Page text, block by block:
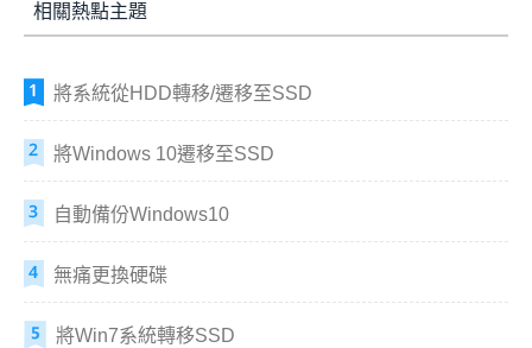
相關熱點主題
將系統從HDD轉移/遷移至SSD
將Windows 10遷移至SSD
自動備份Windows10
無痛更換硬碟
將Win7系統轉移SSD